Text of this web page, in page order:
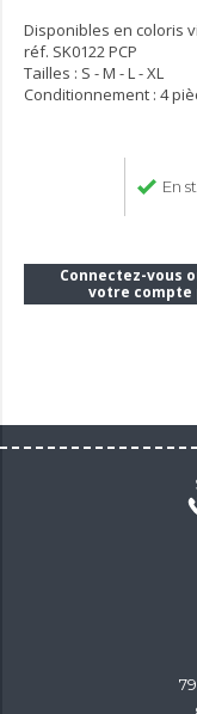
Disponibles en coloris
réf. SK0122 PCP
Tailles : S - M - L - XL
Conditionnement : 4
En
Connectez-vous
votre compte